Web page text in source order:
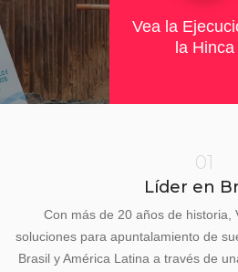
Vea la
la Hinca
01
Líder en
Con más de 20 años de historia,
soluciones para apuntalamiento de
Brasil y América Latina a través de